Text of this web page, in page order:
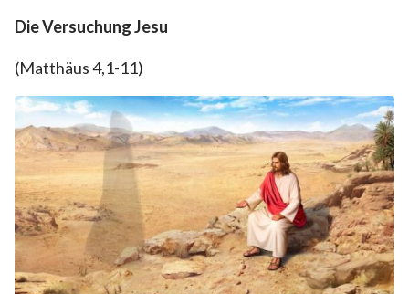
Die Versuchung Jesu
(Matthäus 4,1-11)